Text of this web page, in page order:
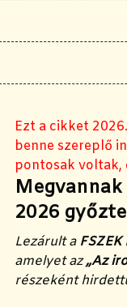
Ezt a cikket
benne szereplő
pontosak voltak,
Megvannak
2026
Lezárult a
amelyet az„Az
részeként